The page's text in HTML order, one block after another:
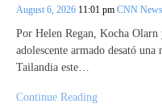
August 6, 2026 11:01 pm CNN
Por Helen Regan, Kocha
adolescente armado desató una
Tailandia este…
Continue Reading